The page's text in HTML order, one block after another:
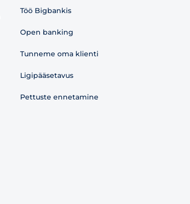
Töö Bigbankis
Open banking
Tunneme oma klienti
Ligipääsetavus
Pettuste ennetamine